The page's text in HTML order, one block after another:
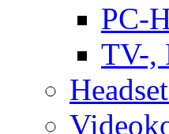
PC-
TV-,